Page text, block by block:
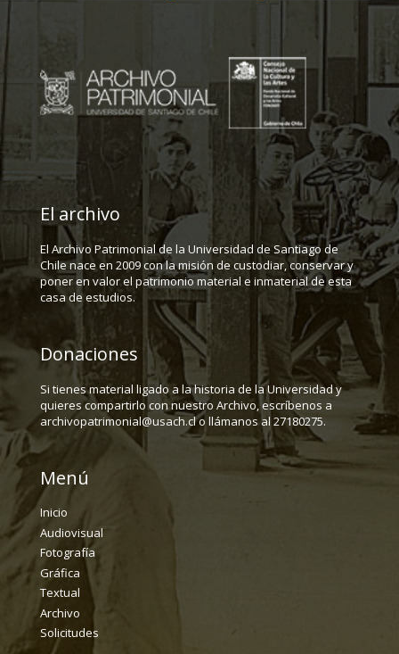
El archivo
El Archivo Patrimonial de la Universidad de Santiago de
Chile nace en 2009 con la misión de custodiar, conservar y
poner en valor el patrimonio material e inmaterial de esta
casa de estudios.
Donaciones
Si tienes material ligado a la historia de la Universidad y
quieres compartirlo con nuestro Archivo, escríbenos a
archivopatrimonial@usach.cl o llámanos al 27180275.
Menú
Inicio
Audiovisual
Fotografía
Gráfica
Textual
Archivo
Solicitudes